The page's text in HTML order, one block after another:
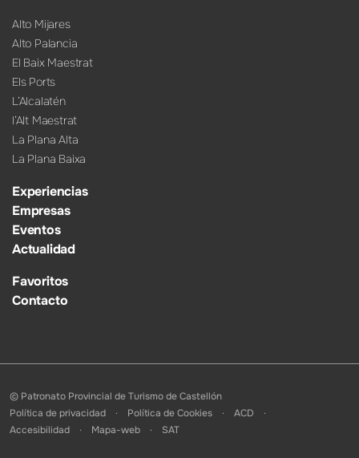
Alto Mijares
Alto Palancia
El Baix Maestrat
Els Ports
L’Alcalatén
l’Alt Maestrat
La Plana Alta
La Plana Baixa
Experiencias
Empresas
Eventos
Actualidad
Favoritos
Contacto
© Patronato Provincial de Turismo de Castellón
Política de privacidad
Política de Cookies
ACD
Accesibilidad
Mapa-web SAT